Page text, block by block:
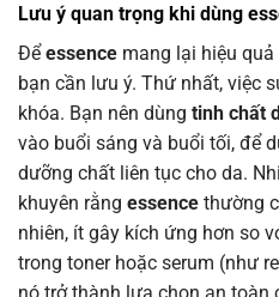
Lưu ý quan trọng khi dùng
Đểessence mang lại hiệu
bạn cần lưu ý. Thứ nhất, việc
khóa. Bạn nên dùng tinh chất
vào buổi sáng và buổi tối, để
dưỡng chất liên tục cho da.
khuyên rằng essence thường
nhiên, ít gây kích ứng hơn so
trong toner hoặc serum (như